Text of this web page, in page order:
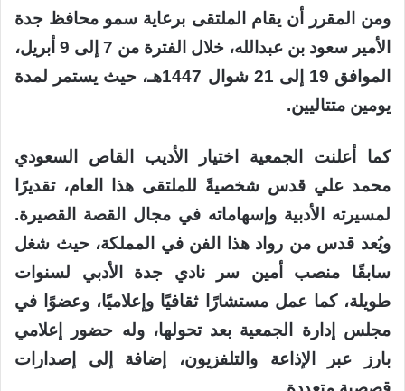
ومن المقرر أن يقام الملتقى برعاية سمو محافظ جدة
الأمير سعود بن عبدالله، خلال الفترة من 7 إلى 9 أبريل،
الموافق 19 إلى 21 شوال 1447هـ، حيث يستمر لمدة
يومين متتاليين.
كما أعلنت الجمعية اختيار الأديب القاص السعودي
محمد علي قدس شخصيةً للملتقى هذا العام، تقديرًا
لمسيرته الأدبية وإسهاماته في مجال القصة القصيرة.
ويُعد قدس من رواد هذا الفن في المملكة، حيث شغل
سابقًا منصب أمين سر نادي جدة الأدبي لسنوات
طويلة، كما عمل مستشارًا ثقافيًا وإعلاميًا، وعضوًا في
مجلس إدارة الجمعية بعد تحولها، وله حضور إعلامي
بارز عبر الإذاعة والتلفزيون، إضافة إلى إصدارات